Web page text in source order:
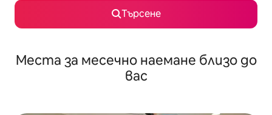
Търсене
Места за месечно наемане близо до
вас